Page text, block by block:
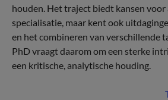
houden. Het traject biedt kansen voor
specialisatie, maar kent ook
en het combineren van verschillende
PhD vraagt daarom om een sterke
een kritische, analytische houding.